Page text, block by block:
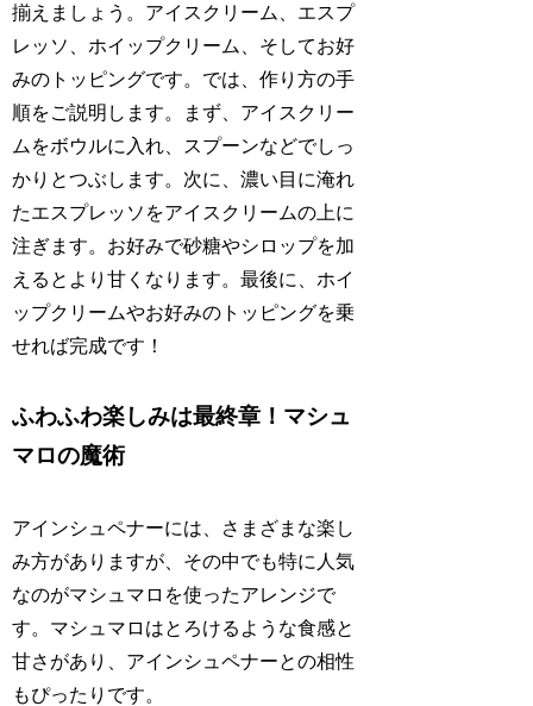
揃えましょう。アイスクリーム、エスプ
レッソ、ホイップクリーム、そしてお好
みのトッピングです。では、作り方の手
順をご説明します。まず、アイスクリー
ムをボウルに入れ、スプーンなどでしっ
かりとつぶします。次に、濃い目に淹れ
たエスプレッソをアイスクリームの上に
注ぎます。お好みで砂糖やシロップを加
えるとより甘くなります。最後に、ホイ
ップクリームやお好みのトッピングを乗
せれば完成です！
ふわふわ楽しみは最終章！マシュ
マロの魔術
アインシュペナーには、さまざまな楽し
み方がありますが、その中でも特に人気
なのがマシュマロを使ったアレンジで
す。マシュマロはとろけるような食感と
甘さがあり、アインシュペナーとの相性
もぴったりです。